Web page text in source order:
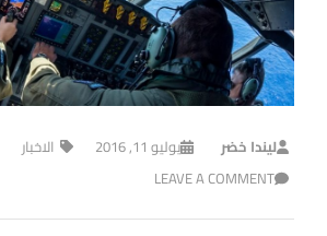
ليندا خضر يوليو 11, 2016
الاخبار
LEAVE A COMMENT